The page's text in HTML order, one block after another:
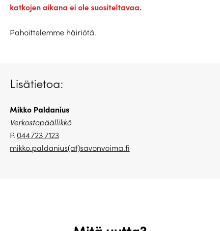
katkojen aikana ei ole suositeltavaa.
Pahoittelemme häiriötä.
Lisätietoa:
Mikko Paldanius
Verkostopäällikkö
P.044 723 7123
mikko.paldanius(at)savonvoima.fi